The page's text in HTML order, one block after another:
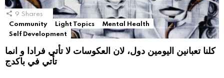
9 Shares
Community
Light Topics
Mental Health
Self Development
كلنا تعبانين اليومين دول، لان العكوسات لا تأتي فرادا و انما
تأتي في باكدج